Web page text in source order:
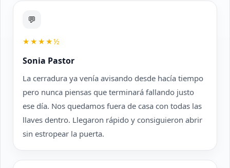
💬
★★★★½
Sonia Pastor
La cerradura ya venía avisando desde hacía tiempo
pero nunca piensas que terminará fallando justo
ese día. Nos quedamos fuera de casa con todas las
llaves dentro. Llegaron rápido y consiguieron abrir
sin estropear la puerta.